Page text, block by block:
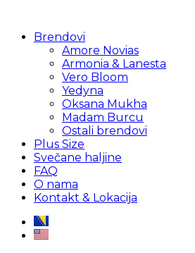
Brendovi
Amore Novias
Armonia & Lanesta
Vero Bloom
Yedyna
Oksana Mukha
Madam Burcu
Ostali brendovi
Plus Size
Svečane haljine
FAQ
O nama
Kontakt & Lokacija